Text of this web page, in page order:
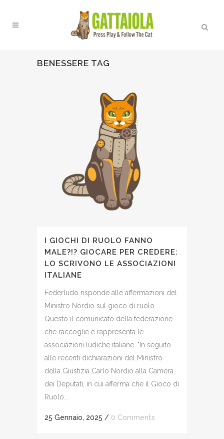
BENESSERE TAG
I GIOCHI DI RUOLO FANNO
MALE?!? GIOCARE PER CREDERE:
LO SCRIVONO LE ASSOCIAZIONI
ITALIANE
Federludo risponde alle affermazioni del
Ministro Nordio sul gioco di ruolo.
Questo il comunicato della federazione
che raccoglie e rappresenta le
associazioni ludiche italiane. "In seguito
alle recenti dichiarazioni del Ministro
della Giustizia Carlo Nordio alla Camera
dei Deputati, in cui afferma che il Gioco di
Ruolo...
25 Gennaio, 2025 / 0 Comments